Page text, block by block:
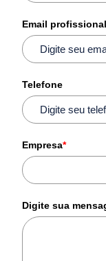
Email profissional
Telefone
Empresa*
Digite sua